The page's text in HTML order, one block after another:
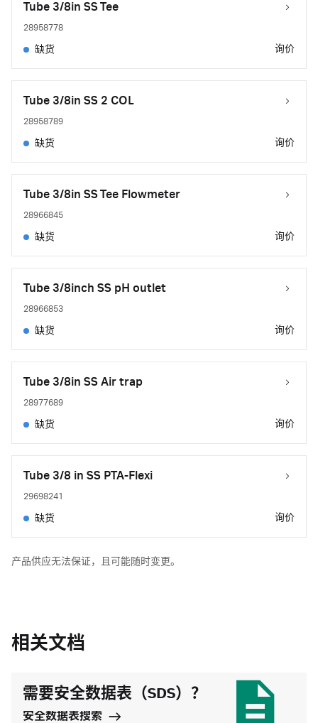
Tube 3/8in SS Tee
28958778
缺货 询价
Tube 3/8in SS 2 COL
28958789
缺货 询价
Tube 3/8in SS Tee Flowmeter
28966845
缺货 询价
Tube 3/8inch SS pH outlet
28966853
缺货 询价
Tube 3/8in SS Air trap
28977689
缺货 询价
Tube 3/8 in SS PTA-Flexi
29698241
缺货 询价
产品供应无法保证，且可能随时变更。
相关文档
需要安全数据表（SDS）？
安全数据表搜索